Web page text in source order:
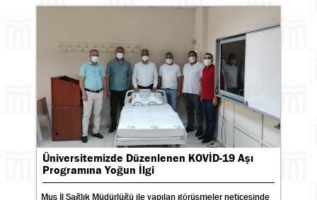
Üniversitemizde Düzenlenen KOVİD-19 Aşı
Programına Yoğun İlgi
Muş İl Sağlık Müdürlüğü ile yapılan görüşmeler neticesinde